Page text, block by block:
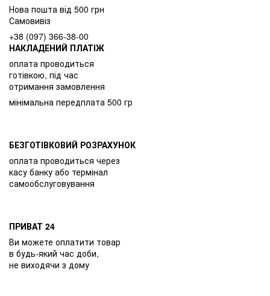
Нова пошта від 500 грн
Самовивіз
+38 (097) 366-38-00
НАКЛАДЕНИЙ ПЛАТІЖ
оплата проводиться
готівкою, під час
отримання замовлення
мінімальна передплата 500 гр
БЕЗГОТІВКОВИЙ РОЗРАХУНОК
оплата проводиться через
касу банку або термінал
самообслуговування
ПРИВАТ 24
Ви можете оплатити товар
в будь-який час доби,
не виходячи з дому